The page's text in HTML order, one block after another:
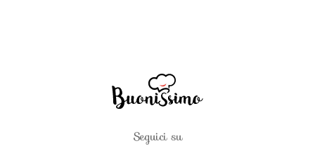
Seguici su